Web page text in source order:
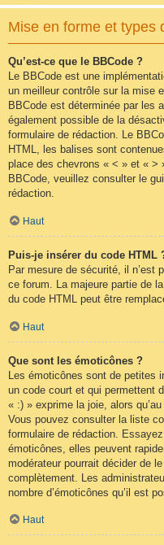
Mise en forme et types
Qu’est-ce que le BBCode ?
Le BBCode est une
un meilleur contrôle sur la mise
BBCode est déterminée par les
également possible de la
formulaire de rédaction. Le
HTML, les balises sont
place des chevrons « < » et « >
BBCode, veuillez consulter le
rédaction.
Haut
Puis-je insérer du code HTML
Par mesure de sécurité, il n’est
ce forum. La majeure partie de
du code HTML peut être
Haut
Que sont les émoticônes ?
Les émoticônes sont de petites
un code court et qui permettent
« :) » exprime la joie, alors
Vous pouvez consulter la liste
formulaire de rédaction.
émoticônes, elles peuvent
modérateur pourrait décider de
complètement. Les
nombre d’émoticônes qu’il est
Haut